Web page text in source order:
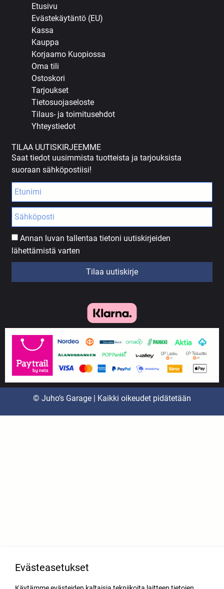
Etusivu
Evästekäytäntö (EU)
Kassa
Kauppa
Korjaamo Kuopiossa
Oma tili
Ostoskori
Tarjoukset
Tietosuojaseloste
Tilaus- ja toimitusehdot
Yhteystiedot
TILAA UUTISKIRJEEMME
Saat tiedot uusimmista tuotteista ja tarjouksista
suoraan sähköpostiisi!
Annan luvan tallentaa tietoni uutiskirjeiden
lähettämistä varten
Tilaa uutiskirje
© Juho’s Garage | Kaikki oikeudet pidätetään
Evästeasetukset